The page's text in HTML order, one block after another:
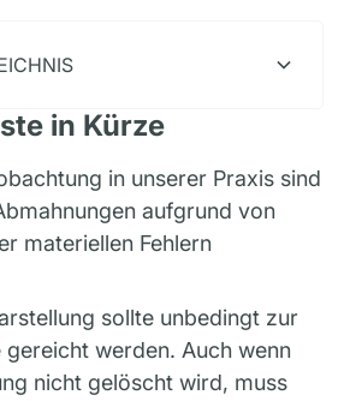
in Kürze
in unserer Praxis sind
aufgrund von
materiellen Fehlern
sollte unbedingt zur
gereicht werden. Auch wenn
nicht gelöscht wird, muss